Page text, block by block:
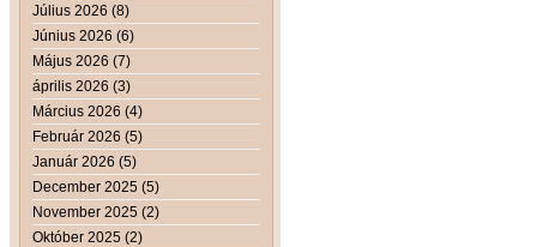
Július 2026 (8)
Június 2026 (6)
Május 2026 (7)
április 2026 (3)
Március 2026 (4)
Február 2026 (5)
Január 2026 (5)
December 2025 (5)
November 2025 (2)
Október 2025 (2)